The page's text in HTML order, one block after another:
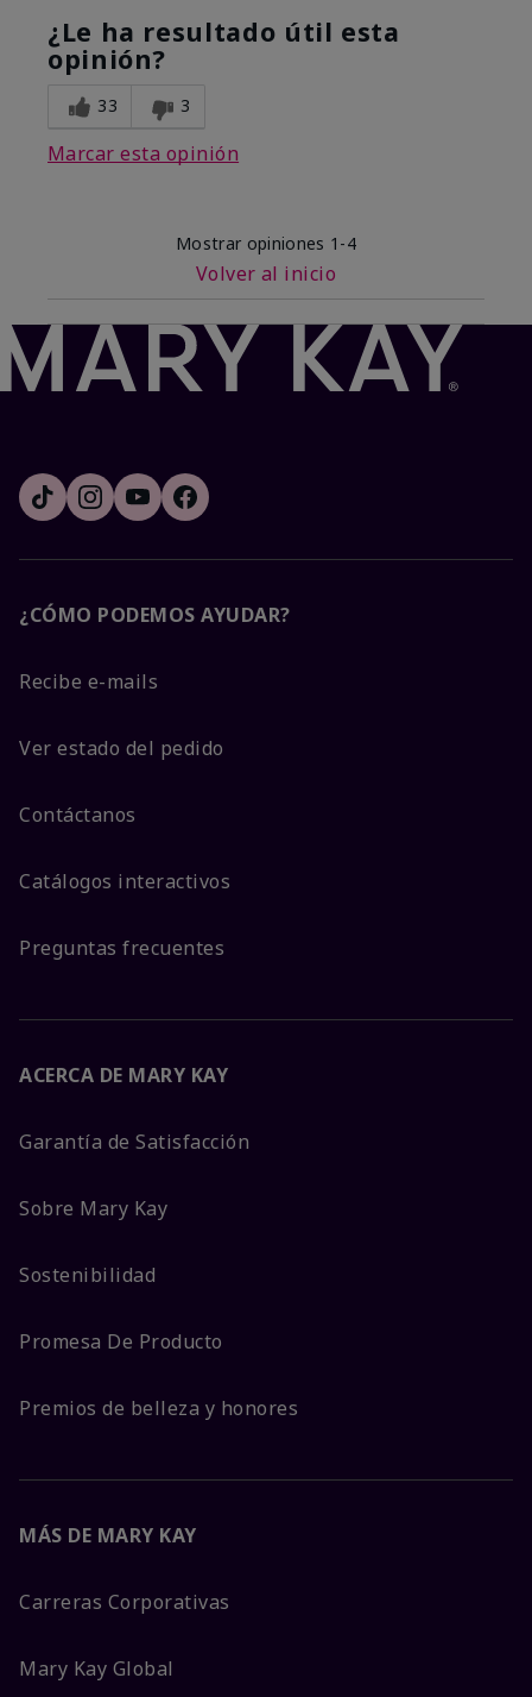
¿Le ha resultado útil esta
opinión?
33 3
Marcar esta opinión
Mostrar opiniones 1-4
Volver al inicio
¿CÓMO PODEMOS AYUDAR?
Recibe e-mails
Ver estado del pedido
Contáctanos
Catálogos interactivos
Preguntas frecuentes
ACERCA DE MARY KAY
Garantía de Satisfacción
Sobre Mary Kay
Sostenibilidad
Promesa De Producto
Premios de belleza y honores
MÁS DE MARY KAY
Carreras Corporativas
Mary Kay Global